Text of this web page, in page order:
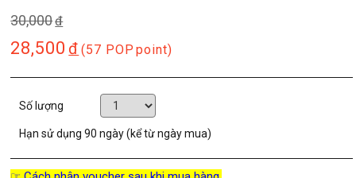
30,000đ
28,500 đ (57 POP point)
Số lượng
Hạn sử dụng90 ngày (kể từ ngày mua)